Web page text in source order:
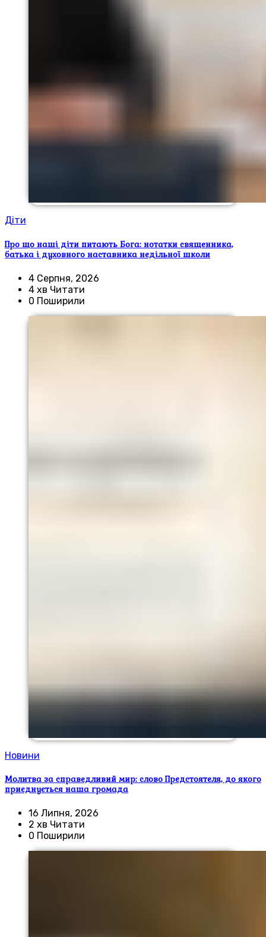
Діти
Про що наші діти питають Бога: нотатки священника,
батька і духовного наставника недільної школи
4 Серпня, 2026
4 хв Читати
0 Поширили
Новини
Молитва за справедливий мир: слово Предстоятеля, до якого
приєднується наша громада
16 Липня, 2026
2 хв Читати
0 Поширили